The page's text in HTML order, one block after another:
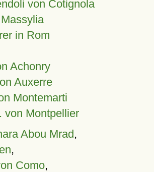
von Cotignola
in Rom
Achonry
Auxerre
Montemarti
von Montpellier
Abou Mrad,
,
Como,